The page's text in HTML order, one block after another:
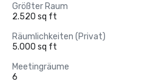
Größter Raum
2.520 sq ft
Räumlichkeiten (Privat)
5.000 sq ft
Meetingräume
6